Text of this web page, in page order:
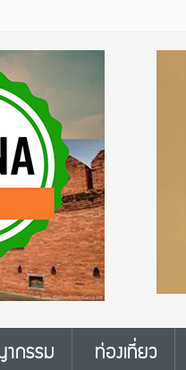
กรรม ท่องเที่ยว